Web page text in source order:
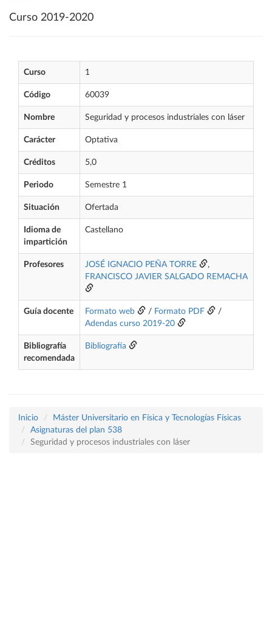
Curso 2019-2020
Curso 1
Código 60039
Nombre Seguridad y procesos industriales con láser
Carácter Optativa
Créditos 5,0
Periodo Semestre 1
Situación Ofertada
Idioma de
impartición
Castellano
Profesores JOSÉ IGNACIO PEÑA TORRE
,
FRANCISCO JAVIER SALGADO REMACHA
Guía docente Formato web / Formato PDF
/
Adendas curso 2019-20
Bibliografía
recomendada
Bibliografía
Inicio
Máster Universitario en Física y Tecnologías Físicas
Asignaturas del plan 538
Seguridad y procesos industriales con láser